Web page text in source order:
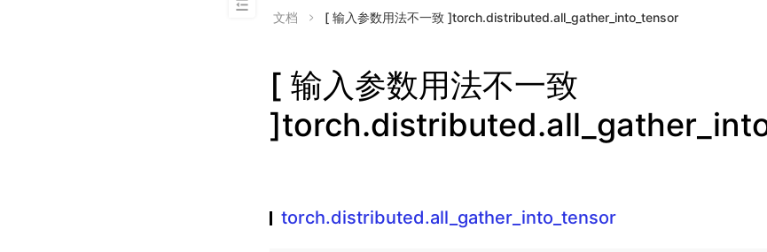
文档 [ 输入参数用法不一致 ]torch.distributed.all_gather_into_tensor
[ 输入参数用法不一致
torch.distributed.all_gather_into_tensor